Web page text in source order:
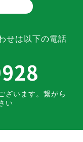
せは 以下の電話
ざいます。 繋がら
い